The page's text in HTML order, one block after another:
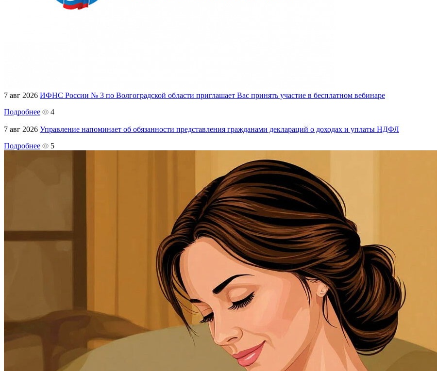
7 авг 2026 ИФНС России № 3 по Волгоградской области приглашает Вас принять участие в бесплатном вебинаре
Подробнее
4
7 авг 2026 Управление напоминает об обязанности представления гражданами деклараций о доходах и уплаты НДФЛ
Подробнее
5